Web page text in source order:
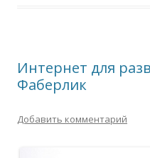
Интернет для
Фаберлик
Добавить комментарий